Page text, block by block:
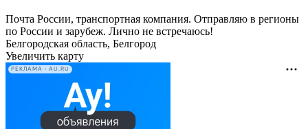
Почта России, транспортная компания. Отправляю в регионы
по России и зарубеж. Лично не встречаюсь!
Белгородская область, Белгород
Увеличить карту
РЕКЛАМА • AU.RU